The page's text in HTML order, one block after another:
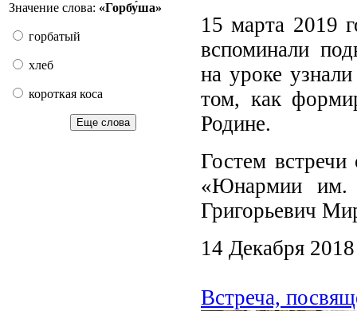
Значение слова: «Горбу́ша»
горбатый
хлеб
короткая коса
Еще слова
15 марта 2019
вспоминали
на уроке
том, как
Родине.
Гостем встречи
«Юнармии им.
Григорьевич
14 Декабря 2018
Встреча,